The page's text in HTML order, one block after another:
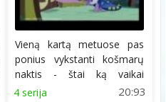
Vieną kartą metuose pas
ponius vykstanti košmarų
naktis - štai ką vaikai
pamatys filme...
4 serija 20:93